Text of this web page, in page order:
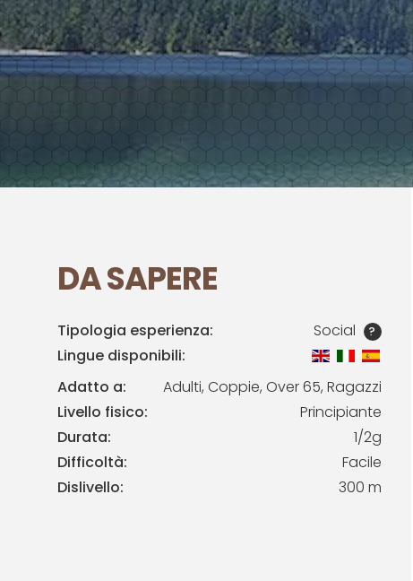
DA SAPERE
Tipologia esperienza: Social ?
Lingue disponibili:
Adatto a:
Adulti, Coppie, Over 65, Ragazzi
Livello fisico:
Principiante
Durata:
1/2g
Difficoltà:
Facile
Dislivello:
300 m